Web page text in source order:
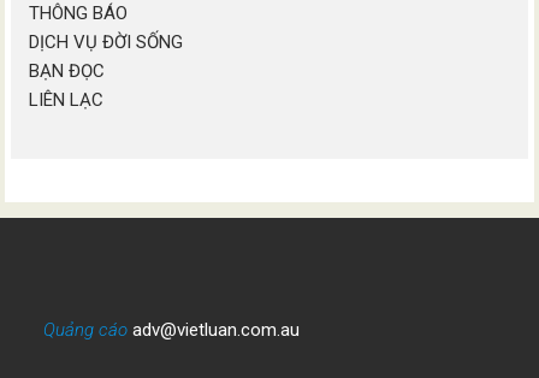
THÔNG BÁO
DỊCH VỤ ĐỜI SỐNG
BẠN ĐỌC
LIÊN LẠC
Quảng cáo adv@vietluan.com.au